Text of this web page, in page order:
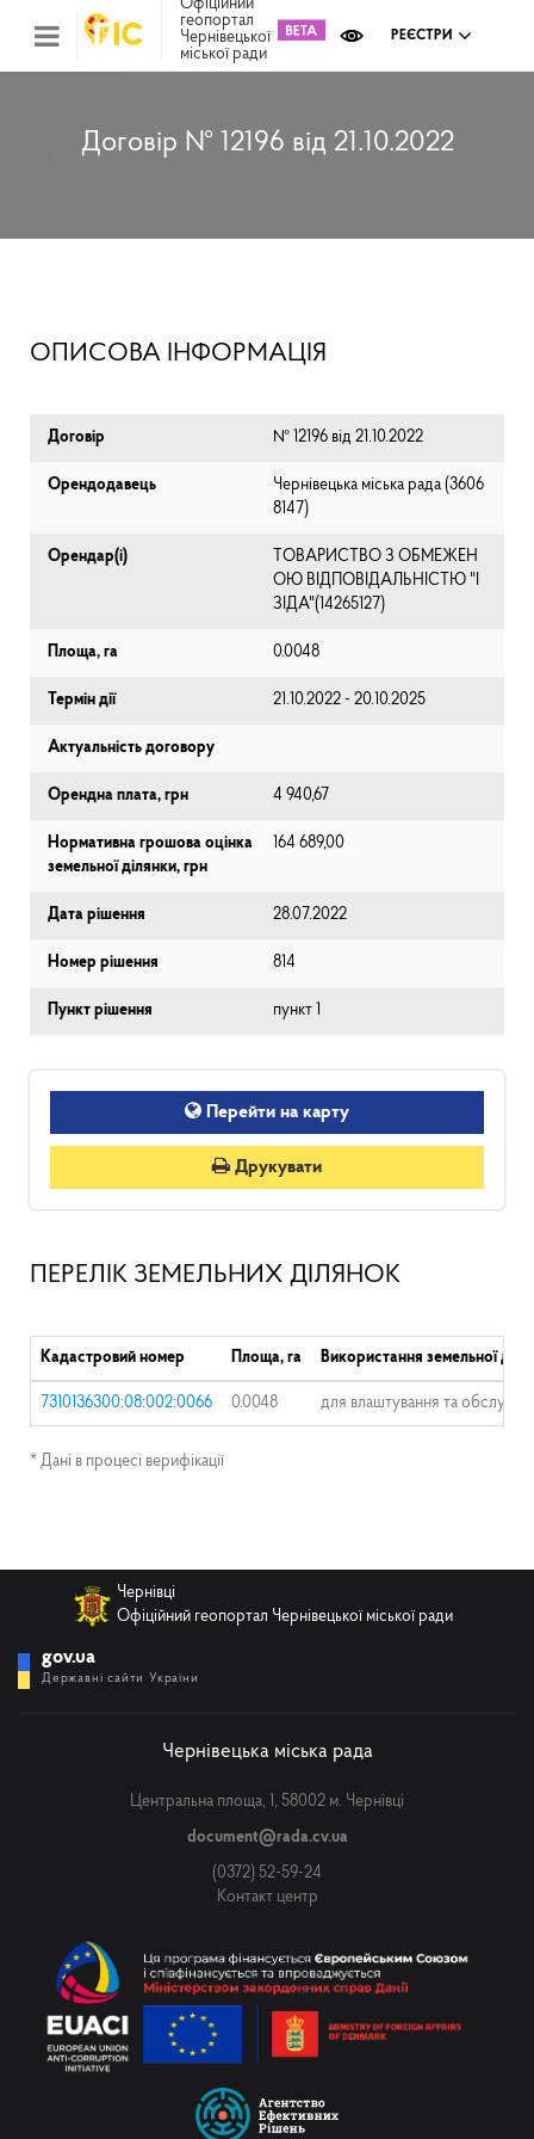
Офіційний
геопортал
Чернівецької
міської ради
РЕЄСТРИ
Договір № 12196 від 21.10.2022
ОПИСОВА ІНФОРМАЦІЯ
Договір № 12196 від 21.10.2022
Орендодавець
Чернівецька міська рада (⁨3606
8147⁩)
Орендар(і)
ТОВАРИСТВО З ОБМЕЖЕН
ОЮ ВІДПОВІДАЛЬНІСТЮ "І
ЗІДА"(14265127)
Площа, га 0.0048
Термін дії 21.10.2022 - 20.10.2025
Актуальність договору
Орендна плата, грн 4 940,67
Нормативна грошова оцінка
земельної ділянки, грн
164 689,00
Дата рішення 28.07.2022
Номер рішення 814
Пункт рішення пункт 1
Перейти на карту
Друкувати
ПЕРЕЛІК ЗЕМЕЛЬНИХ ДІЛЯНОК
Кадастровий номер Площа, га Використання земельної
7310136300:08:002:0066 0.0048 для влаштування та
* Дані в процесі верифікації
Чернівці
Офіційний геопортал Чернівецької міської ради
gov.ua
Державні сайти України
Чернівецька міська рада
Центральна площа, 1, 58002 м. Чернівці
document@rada.cv.ua
(0372) 52-59-24
Контакт центр